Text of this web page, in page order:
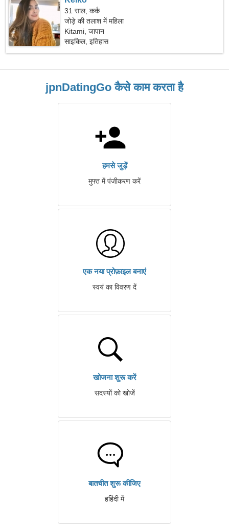
31 साल, कर्क
जोड़े की तलाश में महिला
Kitami, जापान
साइकिल, इतिहास
jpnDatingGo कैसे काम करता है
हमसे जुड़ें
मुफ्त में पंजीकरण करें
एक नया प्रोफ़ाइल बनाएं
स्वयं का विवरण दें
खोजना शुरू करें
सदस्यों को खोजें
बातचीत शुरू कीजिए
हहिंदी में